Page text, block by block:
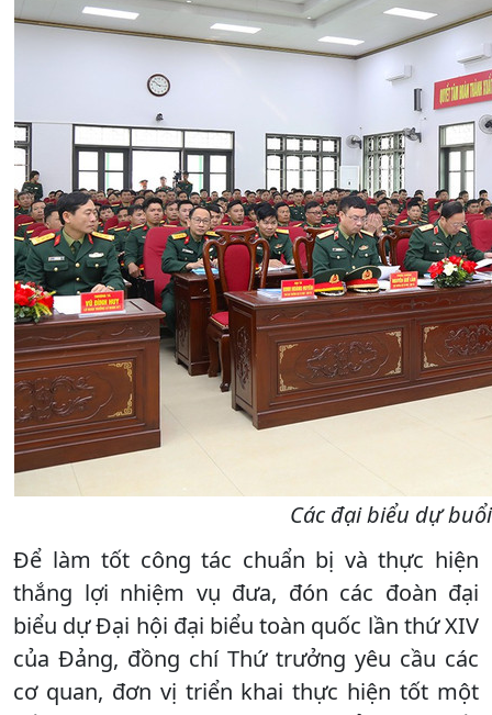
Các đại biểu dự
Để làm tốt công tác chuẩn bị và thực hiện
thắng lợi nhiệm vụ đưa, đón các đoàn đại
biểu dự Đại hội đại biểu toàn quốc lần thứ XIV
của Đảng, đồng chí Thứ trưởng yêu cầu các
cơ quan, đơn vị triển khai thực hiện tốt một